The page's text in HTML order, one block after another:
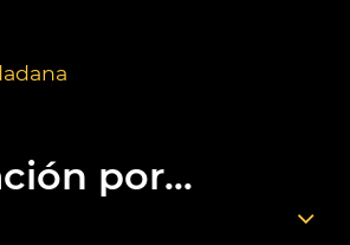
por...